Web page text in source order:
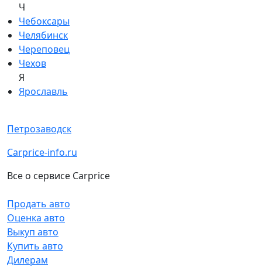
Ч
Чебоксары
Челябинск
Череповец
Чехов
Я
Ярославль
Петрозаводск
Carprice-info.ru
Все о сервисе Carprice
Продать авто
Оценка авто
Выкуп авто
Купить авто
Дилерам